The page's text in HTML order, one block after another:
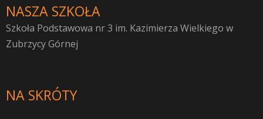
NASZA SZKOŁA
Szkoła Podstawowa nr 3 im. Kazimierza Wielkiego w
Zubrzycy Górnej
NA SKRÓTY